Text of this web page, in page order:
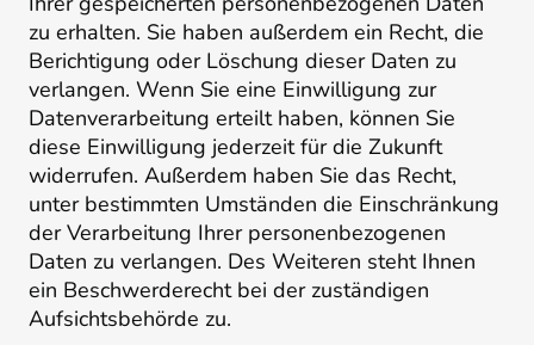
zu erhalten. Sie haben außerdem ein Recht, die
Berichtigung oder Löschung dieser Daten zu
verlangen. Wenn Sie eine Einwilligung zur
Datenverarbeitung erteilt haben, können Sie
diese Einwilligung jederzeit für die Zukunft
widerrufen. Außerdem haben Sie das Recht,
unter bestimmten Umständen die Einschränkung
der Verarbeitung Ihrer personenbezogenen
Daten zu verlangen. Des Weiteren steht Ihnen
ein Beschwerderecht bei der zuständigen
Aufsichtsbehörde zu.